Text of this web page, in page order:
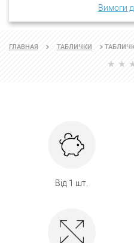
Вимоги
ГЛАВНАЯ ТАБЛИЧКИ
Від 1 шт.